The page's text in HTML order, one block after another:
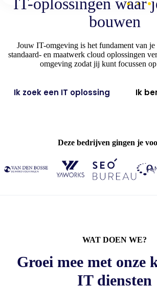
IT-oplossingen waar
bouwen
Jouw IT-omgeving is het fundament van
standaard- en maatwerk cloud oplossingen
omgeving zodat jij kunt focussen
Ik zoek een IT oplossing Ik
Deze bedrijven gingen je
WAT DOEN WE?
Groei mee met onze
IT diensten